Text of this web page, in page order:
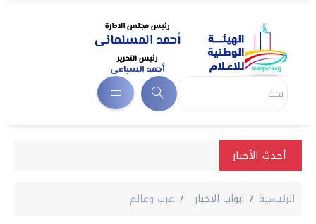
أحدث الأخبار
الرئيسية ابواب الاخبار عرب وعالم